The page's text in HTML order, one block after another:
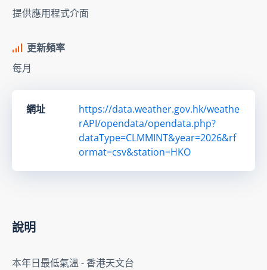
提供應用程式介面
更新頻率
每月
網址
https://data.weather.gov.hk/weathe
rAPI/opendata/opendata.php?
dataType=CLMMINT&year=2026&rf
ormat=csv&station=HKO
說明
本年日最低氣溫 - 香港天文台